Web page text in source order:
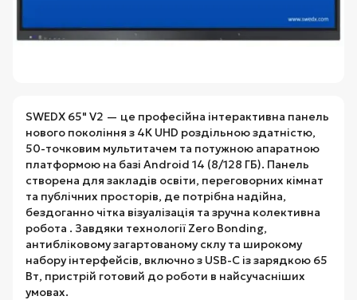
SWEDX 65" V2 — це професійна інтерактивна панель
нового покоління з 4К UHD роздільною здатністю,
50-точковим мультитачем та потужною апаратною
платформою на базі Android 14 (8/128 ГБ). Панель
створена для закладів освіти, переговорних кімнат
та публічних просторів, де потрібна надійна,
бездоганно чітка візуалізація та зручна колективна
робота . Завдяки технології Zero Bonding,
антибліковому загартованому склу та широкому
набору інтерфейсів, включно з USB-C із зарядкою 65
Вт, пристрій готовий до роботи в найсучасніших
умовах.